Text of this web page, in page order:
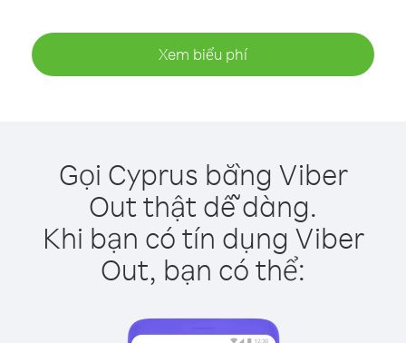
Xem biểu phí
Gọi Cyprus bằng Viber
Out thật dễ dàng.
Khi bạn có tín dụng Viber
Out, bạn có thể: